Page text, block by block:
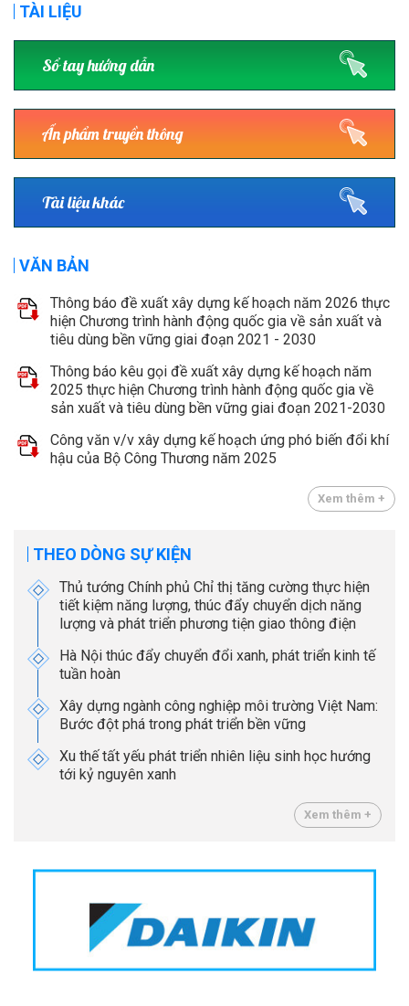
TÀI LIỆU
Sổ tay hướng dẫn
Ấn phẩm truyền thông
Tài liệu khác
VĂN BẢN
Thông báo đề xuất xây dựng kế hoạch năm 2026 thực
hiện Chương trình hành động quốc gia về sản xuất và
tiêu dùng bền vững giai đoạn 2021 - 2030
Thông báo kêu gọi đề xuất xây dựng kế hoạch năm
2025 thực hiện Chương trình hành động quốc gia về
sản xuất và tiêu dùng bền vững giai đoạn 2021-2030
Công văn v/v xây dựng kế hoạch ứng phó biến đổi khí
hậu của Bộ Công Thương năm 2025
Xem thêm +
THEO DÒNG SỰ KIỆN
Thủ tướng Chính phủ Chỉ thị tăng cường thực hiện
tiết kiệm năng lượng, thúc đẩy chuyển dịch năng
lượng và phát triển phương tiện giao thông điện
Hà Nội thúc đẩy chuyển đổi xanh, phát triển kinh tế
tuần hoàn
Xây dựng ngành công nghiệp môi trường Việt Nam:
Bước đột phá trong phát triển bền vững
Xu thế tất yếu phát triển nhiên liệu sinh học hướng
tới kỷ nguyên xanh
Xem thêm +